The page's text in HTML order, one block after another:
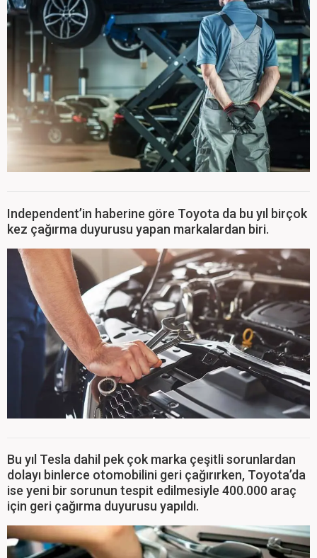
Independent’in haberine göre Toyota da bu yıl birçok
kez çağırma duyurusu yapan markalardan biri.
Bu yıl Tesla dahil pek çok marka çeşitli sorunlardan
dolayı binlerce otomobilini geri çağırırken, Toyota’da
ise yeni bir sorunun tespit edilmesiyle 400.000 araç
için geri çağırma duyurusu yapıldı.